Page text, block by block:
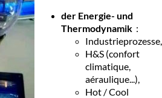
der Energie- und
Thermodynamik :
Industrieprozesse,
H&S (confort
climatique,
aéraulique...),
Hot / Cool